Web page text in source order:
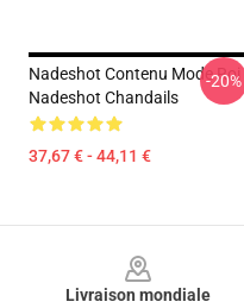
Nadeshot Contenu Mode Roi
Nadeshot Chandails
37,67 € - 44,11 €
-20%
Livraison mondiale